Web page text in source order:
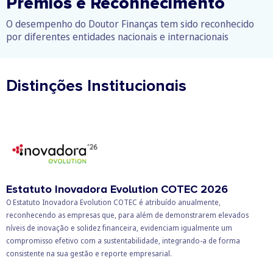
O desempenho do Doutor Finanças tem sido reconhecido
por diferentes entidades nacionais e internacionais
Distinções Institucionais
Estatuto Inovadora Evolution COTEC 2026
O Estatuto Inovadora Evolution COTEC é atribuído anualmente,
reconhecendo as empresas que, para além de demonstrarem elevados
níveis de inovação e solidez financeira, evidenciam igualmente um
compromisso efetivo com a sustentabilidade, integrando-a de forma
consistente na sua gestão e reporte empresarial.